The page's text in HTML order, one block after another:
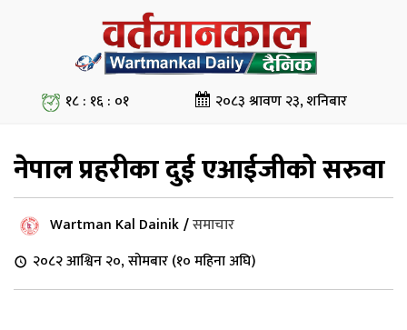
१८ : १६ : ०२ २०८३ श्रावण २३, शनिबार
नेपाल प्रहरीका दुई एआईजीको सरुवा
Wartman Kal Dainik/समाचार
२०८२ आश्विन २०, सोमबार (१० महिना अघि)